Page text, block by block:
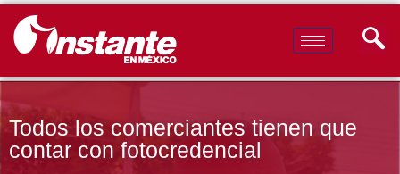
Todos los comerciantes tienen que
contar con fotocredencial